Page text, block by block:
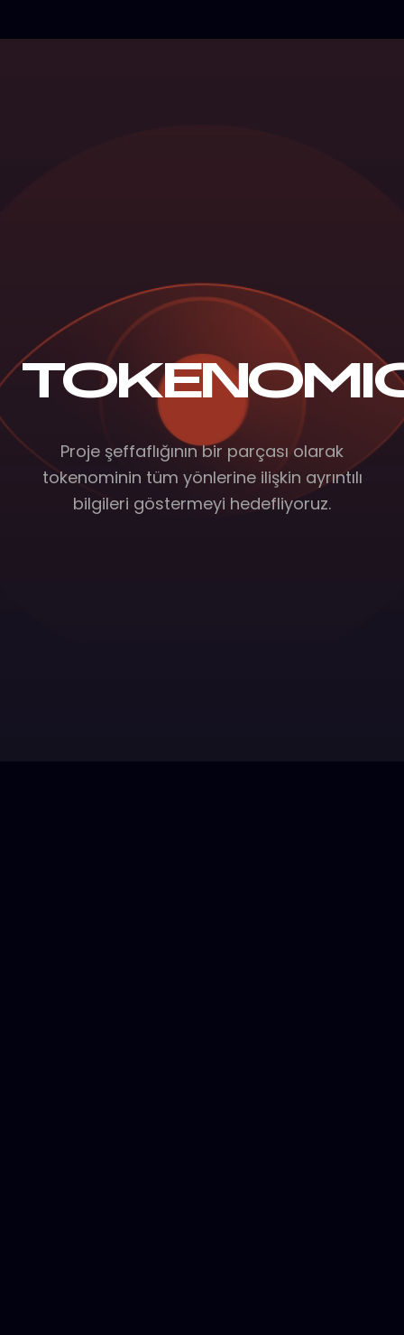
Proje şeffaflığının bir parçası olarak
tokenominin tüm yönlerine ilişkin ayrıntılı
bilgileri göstermeyi hedefliyoruz.